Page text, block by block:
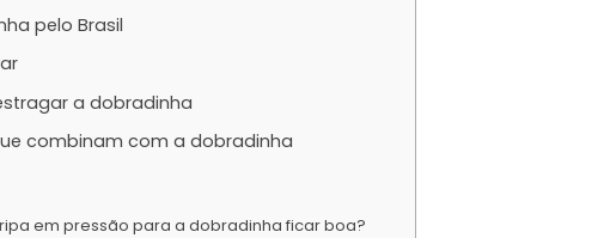
pelo Brasil
a dobradinha
combinam com a dobradinha
em pressão para a dobradinha ficar boa?